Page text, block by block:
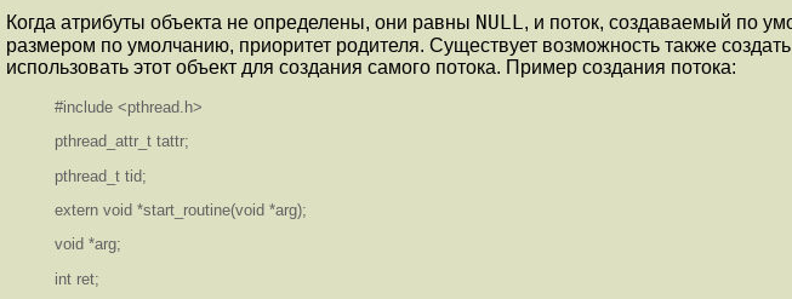
Когда атрибуты объекта не определены, они равны NULL, и поток, создаваемый по
размером по умолчанию, приоритет родителя. Существует возможность также
использовать этот объект для создания самого потока. Пример создания потока:
#include <pthread.h>
pthread_attr_t tattr;
pthread_t tid;
extern void *start_routine(void *arg);
void *arg;
int ret;